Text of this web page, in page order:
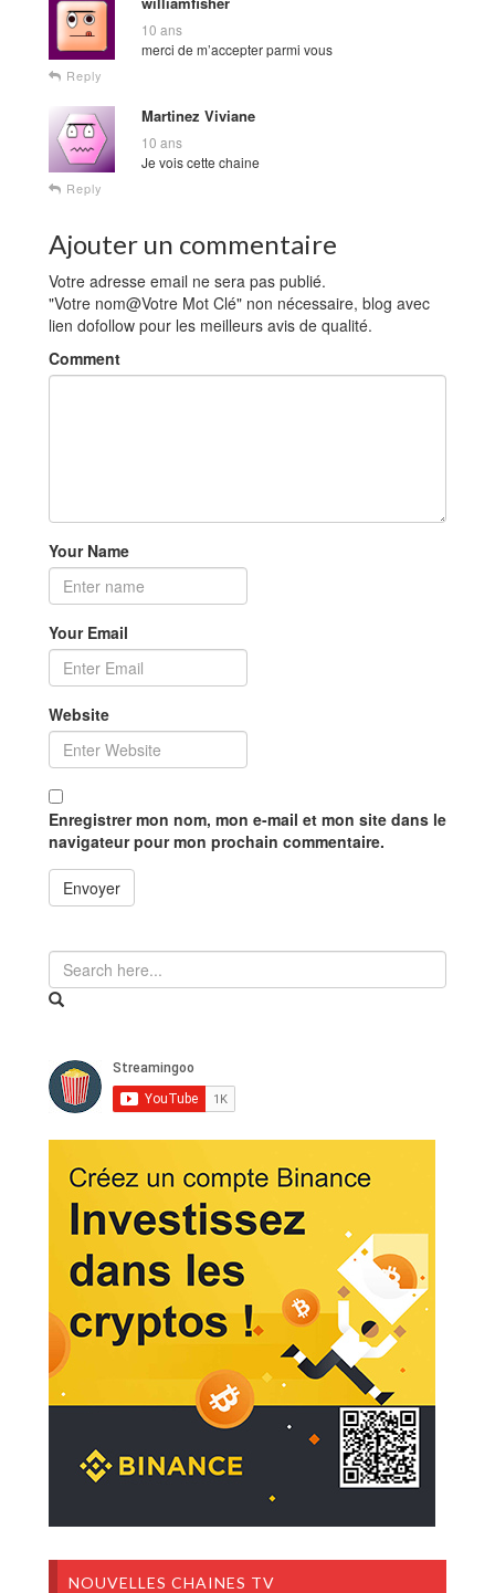
10 ans
merci de m’accepter parmi vous
Reply
Martinez Viviane
10 ans
Je vois cette chaine
Reply
Ajouter un commentaire
Votre adresse email ne sera pas publié.
"Votre nom@Votre Mot Clé" non nécessaire, blog avec
lien dofollow pour les meilleurs avis de qualité.
Comment
Your Name
Your Email
Website
Enregistrer mon nom, mon e-mail et mon site dans le
navigateur pour mon prochain commentaire.
NOUVELLES CHAINES TV